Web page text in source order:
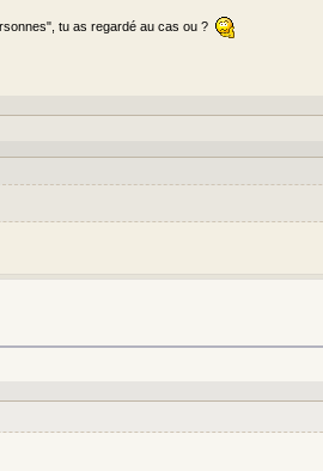
tu as regardé au cas ou ?